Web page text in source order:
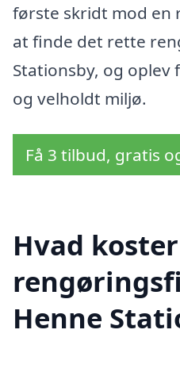
første skridt mod en
at finde det rette
Stationsby, og
og velholdt miljø.
Få 3 tilbud, gratis
Hvad
Henne